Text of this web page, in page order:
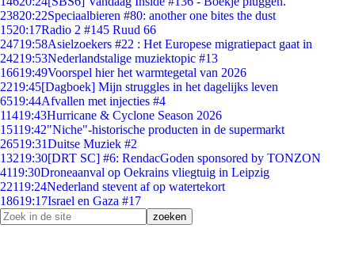
23820:22Speciaalbieren #80: another one bites the dust
1520:17Radio 2 #145 Ruud 66
24719:58Asielzoekers #22 : Het Europese migratiepact gaat in
24219:53Nederlandstalige muziektopic #13
16619:49Voorspel hier het warmtegetal van 2026
2219:45[Dagboek] Mijn struggles in het dagelijks leven
6519:44Afvallen met injecties #4
11419:43Hurricane & Cyclone Season 2026
15119:42"Niche"-historische producten in de supermarkt
26519:31Duitse Muziek #2
13219:30[DRT SC] #6: RendacGoden sponsored by TONZON
4119:30Droneaanval op Oekrains vliegtuig in Leipzig
22119:24Nederland stevent af op watertekort
18619:17Israel en Gaza #17